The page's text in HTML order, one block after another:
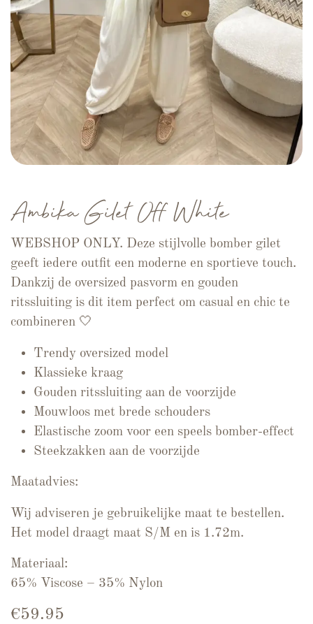
Ambika Gilet Off White
WEBSHOP ONLY. Deze stijlvolle bomber gilet
geeft iedere outfit een moderne en sportieve touch.
Dankzij de oversized pasvorm en gouden
ritssluiting is dit item perfect om casual en chic te
combineren 🤍
Trendy oversized model
Klassieke kraag
Gouden ritssluiting aan de voorzijde
Mouwloos met brede schouders
Elastische zoom voor een speels bomber-effect
Steekzakken aan de voorzijde
Maatadvies:
Wij adviseren je gebruikelijke maat te bestellen.
Het model draagt maat S/M en is 1.72m.
Materiaal:
65% Viscose – 35% Nylon
€59.95